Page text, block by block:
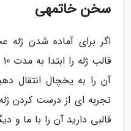
سخن خاتمهی
اگر برای آماده شدن ژله
آن را به یخچال انتقال
تجربه ای از درست کردن
قالبی دارید آن را با ما و